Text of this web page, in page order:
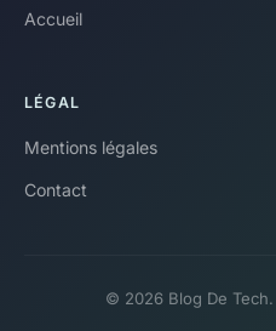
Accueil
LÉGAL
Mentions légales
Contact
© 2026 Blog De